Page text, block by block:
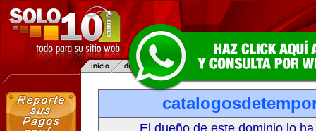
El dueño de este dominio lo